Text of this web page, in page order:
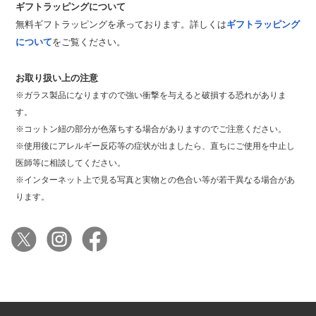
ギフトラッピングについて
無料ギフトラッピングを承っております。詳しくはギフトラッピング
についてをご覧ください。
お取り扱い上の注意
※ガラス製品になりますので強い衝撃を与えると破損する恐れがありま
す。
※コットン紐の部分が色落ちする場合がありますのでご注意ください。
※使用後にアレルギー反応等の症状が出ましたら、直ちにご使用を中止し
医師等に相談してください。
※インターネット上で見る写真と実物との色合い等が若干異なる場合があ
ります。